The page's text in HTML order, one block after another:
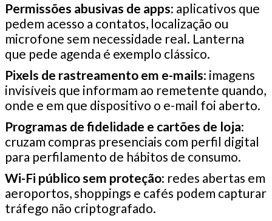
Permissões abusivas de apps: aplicativos que
pedem acesso a contatos, localização ou
microfone sem necessidade real. Lanterna
que pede agenda é exemplo clássico.
Pixels de rastreamento em e-mails: imagens
invisíveis que informam ao remetente quando,
onde e em que dispositivo o e-mail foi aberto.
Programas de fidelidade e cartões de loja:
cruzam compras presenciais com perfil digital
para perfilamento de hábitos de consumo.
Wi-Fi público sem proteção: redes abertas em
aeroportos, shoppings e cafés podem capturar
tráfego não criptografado.